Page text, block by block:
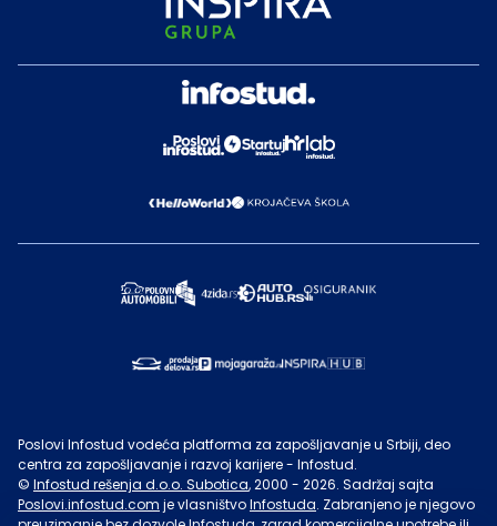
Poslovi Infostud vodeća platforma za zapošljavanje u Srbiji, deo
centra za zapošljavanje i razvoj karijere - Infostud.
© Infostud rešenja d.o.o. Subotica, 2000 - 2026. Sadržaj sajta
Poslovi.infostud.com je vlasništvoInfostuda. Zabranjeno je njegovo